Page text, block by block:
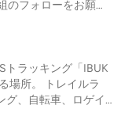
大賞&amp;Spotify
talk program for hi
history geeks grou
☆Japan Pod
トラッキング「IBUK
場所。 トレイルラ
グ、自転車、ロゲイ